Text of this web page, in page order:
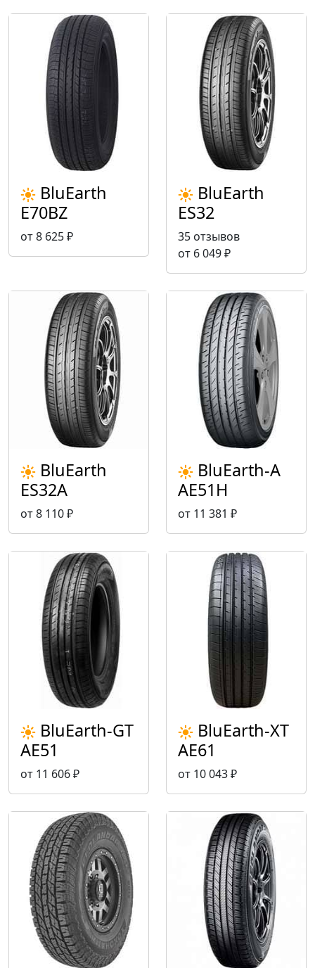
BluEarth
E70BZ
от 8 625 ₽
BluEarth
ES32
35 отзывов
от 6 049 ₽
BluEarth
ES32A
от 8 110 ₽
BluEarth-A
AE51H
от 11 381 ₽
BluEarth-GT
AE51
от 11 606 ₽
BluEarth-XT
AE61
от 10 043 ₽